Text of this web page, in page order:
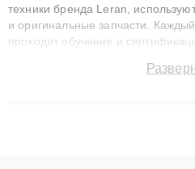
техники бренда Leran,
и оригинальные запчасти.
проходит обучение и
сохранением гарантии до 3 лет.